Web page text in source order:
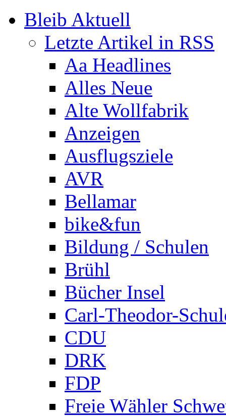
Bleib Aktuell
Letzte Artikel in RSS
Aa Headlines
Alles Neue
Alte Wollfabrik
Anzeigen
Ausflugsziele
AVR
Bellamar
bike&fun
Bildung / Schulen
Brühl
Bücher Insel
Carl-Theodor-
CDU
DRK
FDP
Freie Wähler